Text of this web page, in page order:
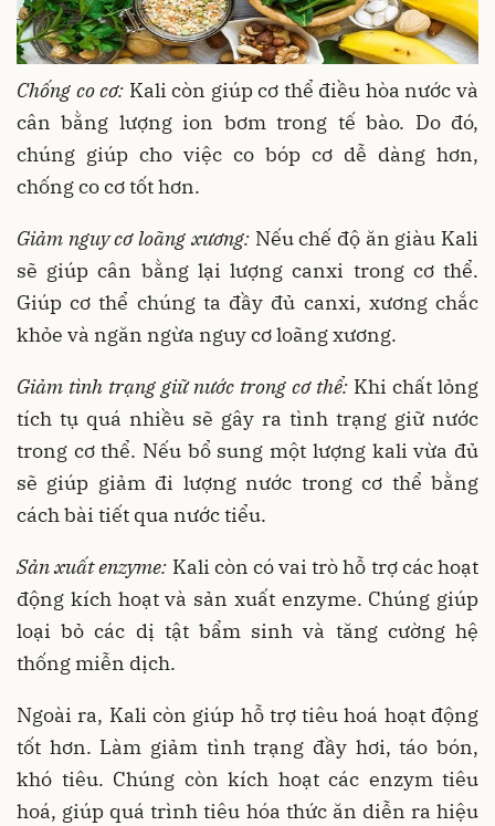
Chống co cơ: Kali còn giúp cơ thể điều hòa nước và
cân bằng lượng ion bơm trong tế bào. Do đó,
chúng giúp cho việc co bóp cơ dễ dàng hơn,
chống co cơ tốt hơn.
Giảm nguy cơ loãng xương:Nếu chế độ ăn giàu Kali
sẽ giúp cân bằng lại lượng canxi trong cơ thể.
Giúp cơ thể chúng ta đầy đủ canxi, xương chắc
khỏe và ngăn ngừa nguy cơ loãng xương.
Giảm tình trạng giữ nước trong cơ thể: Khi chất lỏng
tích tụ quá nhiều sẽ gây ra tình trạng giữ nước
trong cơ thể. Nếu bổ sung một lượng kali vừa đủ
sẽ giúp giảm đi lượng nước trong cơ thể bằng
cách bài tiết qua nước tiểu.
Sản xuất enzyme: Kali còn có vai trò hỗ trợ các hoạt
động kích hoạt và sản xuất enzyme. Chúng giúp
loại bỏ các dị tật bẩm sinh và tăng cường hệ
thống miễn dịch.
Ngoài ra, Kali còn giúp hỗ trợ tiêu hoá hoạt động
tốt hơn. Làm giảm tình trạng đầy hơi, táo bón,
khó tiêu. Chúng còn kích hoạt các enzym tiêu
hoá, giúp quá trình tiêu hóa thức ăn diễn ra hiệu